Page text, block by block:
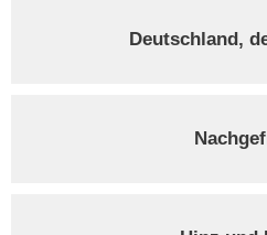
Deutschland,